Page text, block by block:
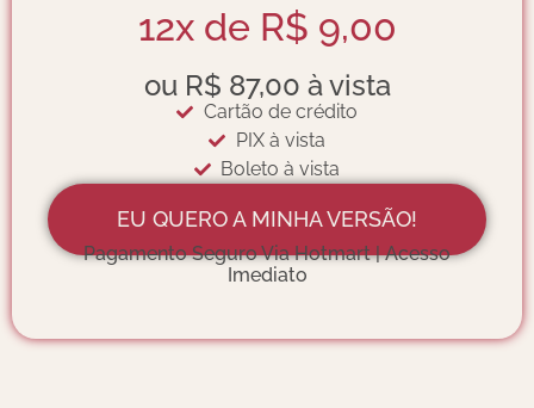
12x de R$ 9,00
ou R$ 87,00 à vista
Cartão de crédito
PIX à vista
Boleto à vista
EU QUERO A MINHA VERSÃO!
Pagamento Seguro Via Hotmart | Acesso
Imediato